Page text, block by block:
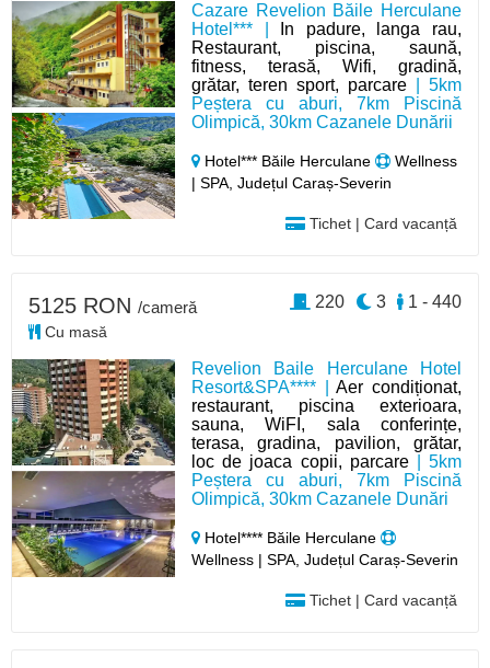
Cazare Revelion Băile Herculane
Hotel*** |
In padure, langa rau,
Restaurant, piscina, saună,
fitness, terasă, Wifi, gradină,
grătar, teren sport, parcare | 5km
Peștera cu aburi, 7km Piscină
Olimpică, 30km Cazanele Dunării
Hotel*** Băile Herculane
Wellness
| SPA, Județul Caraș-Severin
Tichet | Card vacanță
Revelion Baile Herculane Hotel
Resort&SPA**** |Aer condiționat,
restaurant, piscina exterioara,
sauna, WiFI, sala conferințe,
terasa, gradina, pavilion, grătar,
loc de joaca copii, parcare| 5km
Peștera cu aburi, 7km Piscină
Olimpică, 30km Cazanele Dunări
Hotel**** Băile Herculane
Wellness | SPA, Județul Caraș-Severin
Tichet | Card vacanță
5125 RON /cameră
Cu masă
1 - 440
3
220